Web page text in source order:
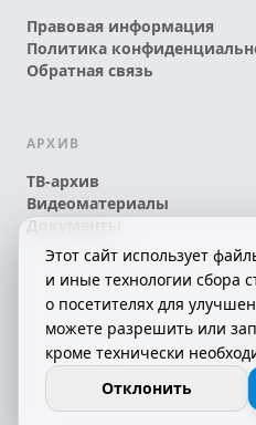
Правовая информация
Политика
Обратная связь
АРХИВ
ТВ-архив
Видеоматериалы
Документы
© 2026 АО «КРТК» •
СДЕЛАНО С ЛЮБОВЬЮ К
Этот сайт использует
и иные технологии сбора
о посетителях для
можете разрешить или
кроме технически
Отклонить